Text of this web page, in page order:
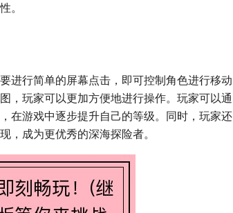
。
进行简单的屏幕点击，即可控制角色进行移动
，玩家可以更加方便地进行操作。玩家可以通
在游戏中逐步提升自己的等级。同时，玩家还
，成为更优秀的深海探险者。